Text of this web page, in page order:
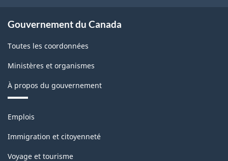
Gouvernement du Canada
Toutes les coordonnées
Ministères et organismes
À propos du gouvernement
Thèmes
sujets
Emplois
Immigration et citoyenneté
Voyage et tourisme